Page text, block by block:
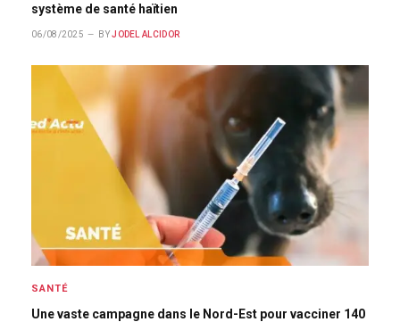
système de santé haïtien
06/08/2025 BY JODEL ALCIDOR
SANTÉ
Une vaste campagne dans le Nord-Est pour vacciner 140